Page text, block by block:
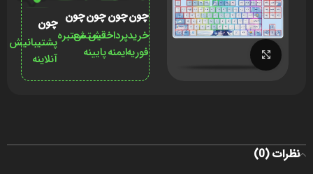
برای بزرگنمایی کلیک کنید
چون
خرید
فوریه
چون
پرداختش
ایمنه
چون
قیمتش
پایینه
چون
معتبره
چون
پشتیبانیش
آنلاینه
نظرات (0)